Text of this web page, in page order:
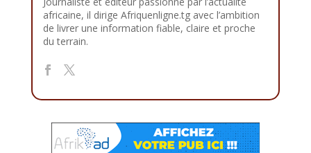
africaine, il dirige Afriquenligne.tg avec l’ambition
de livrer une information fiable, claire et proche
du terrain.